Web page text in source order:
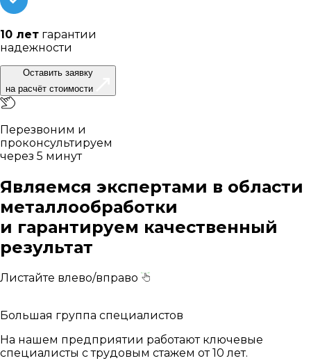
10 лет гарантии
надежности
Оставить заявку
на расчёт стоимости
Перезвоним и
проконсультируем
через 5 минут
Являемся экспертами в области
металлообработки
и гарантируем качественный
результат
Листайте влево/вправо
Большая группа специалистов
На нашем предприятии работают ключевые
специалисты с трудовым стажем от 10 лет.